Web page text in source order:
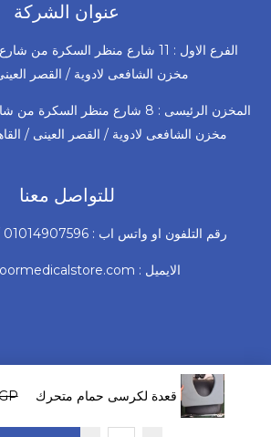
قعدة لكرسى حمام متحرك نيكل
عنوان الشركة
الفرع الاول : 11 شارع منظر السكرة
مخزن الشافعى لادوية / القصر
المخزن الرئيسى : 8 شارع منظر
مخزن الشافعى لادوية / القصر العينى /
للتواصل معنا
رقم التلفون او واتس اب : 01014907596 / 01106064704
الايميل : info@noormedicalstore.com
© 2026 جميع الحقوق محفوظة لشركة نور
الطبية